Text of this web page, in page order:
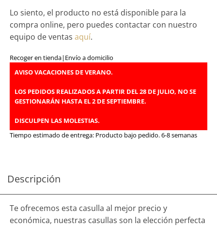
Lo siento, el producto no está disponible para la
compra online, pero puedes contactar con nuestro
equipo de ventas aquí.
Recoger en tienda| Envío a domicilio
AVISO VACACIONES DE VERANO.
LOS PEDIDOS REALIZADOS A PARTIR DEL 28 DE JULIO, NO SE
GESTIONARÁN HASTA EL 2 DE SEPTIEMBRE.
DISCULPEN LAS MOLESTIAS.
Tiempo estimado de entrega: Producto bajo pedido. 6-8 semanas
Descripción
Te ofrecemos esta casulla al mejor precio y
económica, nuestras casullas son la elección perfecta